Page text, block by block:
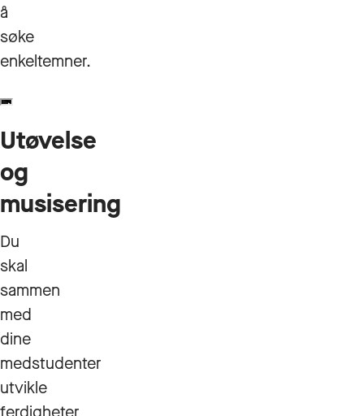
å
søke
enkeltemner.
Utøvelse
og
musisering
Du
skal
sammen
med
dine
medstudenter
utvikle